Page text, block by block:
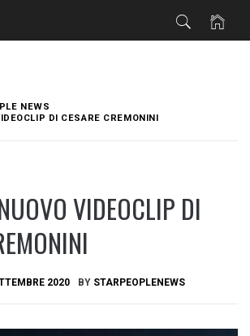
NEWS
DI CESARE CREMONINI
VIDEOCLIP DI
2020 BY STARPEOPLENEWS